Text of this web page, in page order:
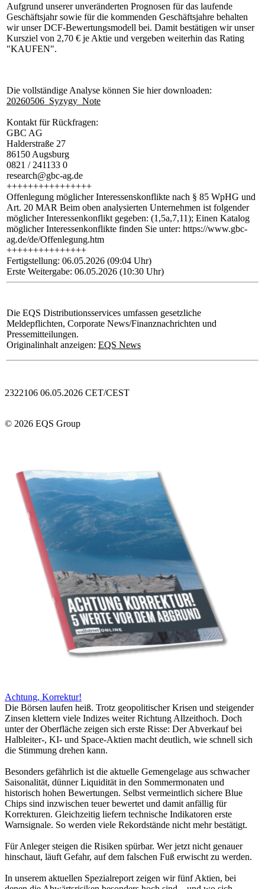
Aufgrund unserer unveränderten Prognosen für das laufende
Geschäftsjahr sowie für die kommenden Geschäftsjahre behalten
wir unser DCF-Bewertungsmodell bei. Damit bestätigen wir unser
Kursziel von 2,70 € je Aktie und vergeben weiterhin das Rating
"KAUFEN".
Die vollständige Analyse können Sie hier downloaden:
20260506_Syzygy_Note
Kontakt für Rückfragen:
GBC AG
Halderstraße 27
86150 Augsburg
0821 / 241133 0
research@gbc-ag.de
++++++++++++++++
Offenlegung möglicher Interessenskonflikte nach § 85 WpHG und
Art. 20 MAR Beim oben analysierten Unternehmen ist folgender
möglicher Interessenkonflikt gegeben: (1,5a,7,11); Einen Katalog
möglicher Interessenkonflikte finden Sie unter: https://www.gbc-
ag.de/de/Offenlegung.htm
+++++++++++++++
Fertigstellung: 06.05.2026 (09:04 Uhr)
Erste Weitergabe: 06.05.2026 (10:30 Uhr)
Die EQS Distributionsservices umfassen gesetzliche
Meldepflichten, Corporate News/Finanznachrichten und
Pressemitteilungen.
Originalinhalt anzeigen: EQS News
2322106 06.05.2026 CET/CEST
© 2026 EQS Group
Achtung, Korrektur!
Die Börsen laufen heiß. Trotz geopolitischer Krisen und steigender
Zinsen klettern viele Indizes weiter Richtung Allzeithoch. Doch
unter der Oberfläche zeigen sich erste Risse: Der Abverkauf bei
Halbleiter-, KI- und Space-Aktien macht deutlich, wie schnell sich
die Stimmung drehen kann.
Besonders gefährlich ist die aktuelle Gemengelage aus schwacher
Saisonalität, dünner Liquidität in den Sommermonaten und
historisch hohen Bewertungen. Selbst vermeintlich sichere Blue
Chips sind inzwischen teuer bewertet und damit anfällig für
Korrekturen. Gleichzeitig liefern technische Indikatoren erste
Warnsignale. So werden viele Rekordstände nicht mehr bestätigt.
Für Anleger steigen die Risiken spürbar. Wer jetzt nicht genauer
hinschaut, läuft Gefahr, auf dem falschen Fuß erwischt zu werden.
In unserem aktuellen Spezialreport zeigen wir fünf Aktien, bei